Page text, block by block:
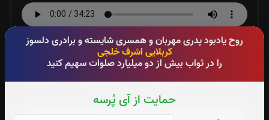
روح یادبود پدری مهربان و همسری شایسته و برادری دلسوز
کربلایی اشرف خلجی
را در ثواب بیش از دو میلیارد صلوات سهیم کنید
حمایت از آی پُرسه
صوت جزء شماره 2
صوت جزء شماره 3